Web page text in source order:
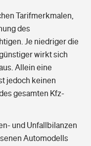
Tarifmerkmalen,
des
Je niedriger die
wirkt sich
Allein eine
jedoch keinen
gesamten Kfz-
und Unfallbilanzen
Automodells